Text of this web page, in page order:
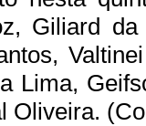
Giliard
Lima,
Oliveira.